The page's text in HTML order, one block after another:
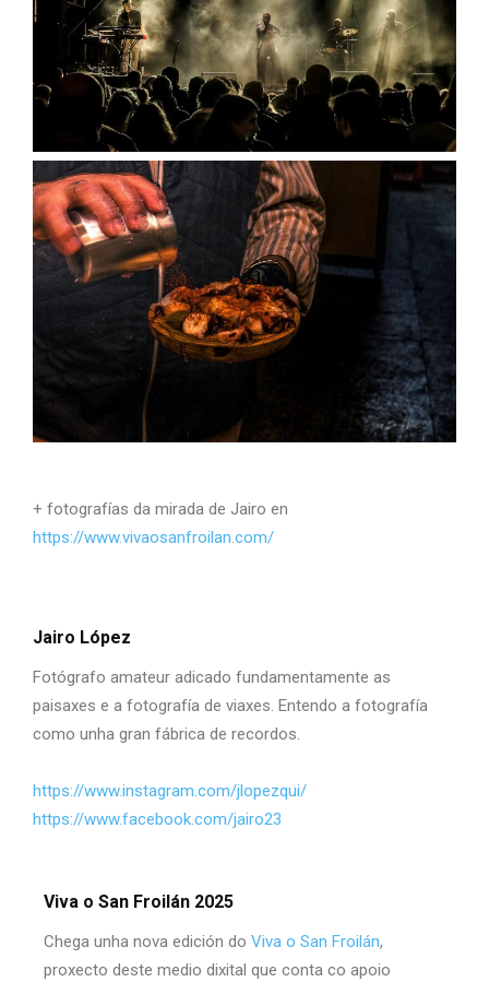
+ fotografías da mirada de Jairo en
https://www.vivaosanfroilan.com/
Jairo López
Fotógrafo amateur adicado fundamentamente as
paisaxes e a fotografía de viaxes. Entendo a fotografía
como unha gran fábrica de recordos.
https://www.instagram.com/jlopezqui/
https://www.facebook.com/jairo23
Viva o San Froilán 2025
Chega unha nova edición do Viva o San Froilán,
proxecto deste medio dixital que conta co apoio